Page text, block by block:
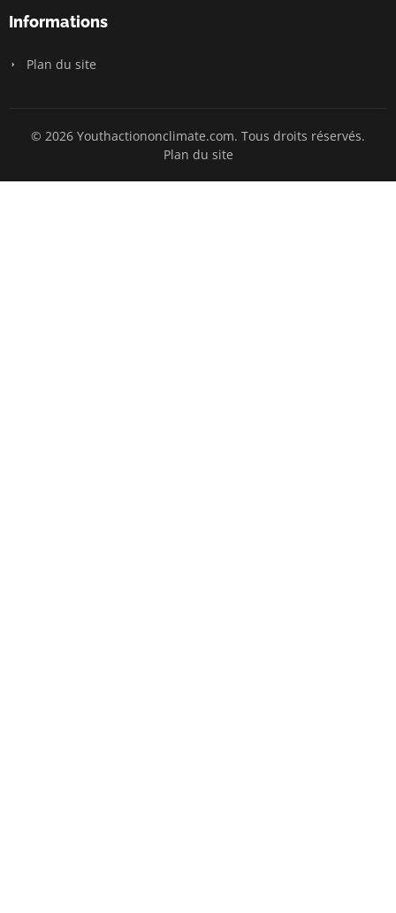
Informations
Plan du site
© 2026 Youthactiononclimate.com. Tous droits réservés.
Plan du site